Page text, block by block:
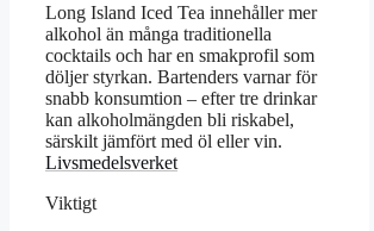
Long Island Iced Tea innehåller mer
alkohol än många traditionella
cocktails och har en smakprofil som
döljer styrkan. Bartenders varnar för
snabb konsumtion – efter tre drinkar
kan alkoholmängden bli riskabel,
särskilt jämfört med öl eller vin.
Livsmedelsverket
Viktigt